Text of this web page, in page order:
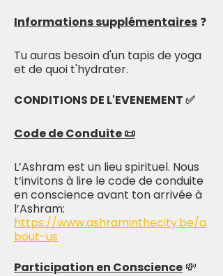
Informations supplémentaires ❓
Tu auras besoin d'un tapis de yoga
et de quoi t'hydrater.
CONDITIONS DE L'EVENEMENT ✅
Code de Conduite 📜
L’Ashram est un lieu spirituel. Nous
t’invitons à lire le code de conduite
en conscience avant ton arrivée à
l’Ashram:
https://www.ashraminthecity.be/a
bout-us
Participation en Conscience 💸